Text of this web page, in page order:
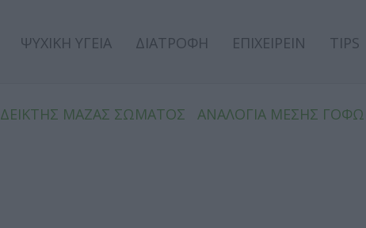
ΨΥΧΙΚΗ ΥΓΕΙΑ ΔΙΑΤΡΟΦΗ ΕΠΙΧΕΙΡΕΙΝ TIPS
ΔΕΙΚΤΗΣ ΜΑΖΑΣ ΣΩΜΑΤΟΣ
ΑΝΑΛΟΓΙΑ ΜΕΣΗΣ